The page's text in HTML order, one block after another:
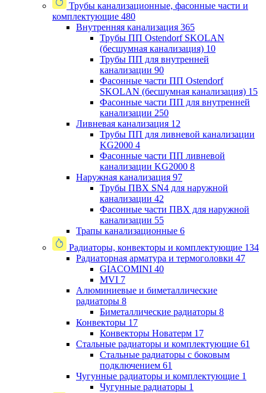
Трубы канализационные, фасонные части и
комплектующие 480
Внутренняя канализация 365
Трубы ПП Ostendorf SKOLAN
(бесшумная канализация) 10
Трубы ПП для внутренней
канализации 90
Фасонные части ПП Ostendorf
SKOLAN (бесшумная канализация) 15
Фасонные части ПП для внутренней
канализации 250
Ливневая канализация 12
Трубы ПП для ливневой канализации
KG2000 4
Фасонные части ПП ливневой
канализации KG2000 8
Наружная канализация 97
Трубы ПВХ SN4 для наружной
канализации 42
Фасонные части ПВХ для наружной
канализации 55
Трапы канализационные 6
Радиаторы, конвекторы и комплектующие 134
Радиаторная арматура и термоголовки 47
GIACOMINI 40
MVI 7
Алюминиевые и биметаллические
радиаторы 8
Биметаллические радиаторы 8
Конвекторы 17
Конвекторы Новатерм 17
Стальные радиаторы и комплектующие 61
Стальные радиаторы с боковым
подключением 61
Чугунные радиаторы и комплектующие 1
Чугунные радиаторы 1